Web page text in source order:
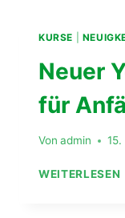
KURSE
Neuer
für
Von admin
WEITERLESEN